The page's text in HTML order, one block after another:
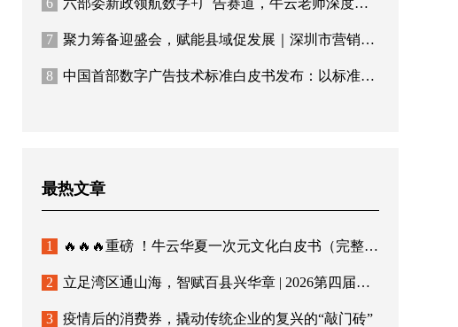
6 六部委新政领航数字+广告赛道，牛云老师深度解读广告产业新机遇
7 聚力筹备迎盛会，赋能县域促发展｜深圳市营销协会第五届理事会第三次会议顺利召开
8 中国首部数字广告技术标准白皮书发布：以标准化建设响应六部委高质量发展号召
最热文章
1 🔥🔥🔥重磅 ！牛云华夏一次元文化白皮书（完整版）发布！传华夏文脉，行至诚商道
2 立足湾区通山海，智赋百县兴华章 | 2026第四届营销赋能大会暨第二届诚商文化节8月深圳启幕
3 疫情后的消费券，撬动传统企业的复兴的“敲门砖”